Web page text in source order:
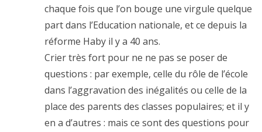
chaque fois que l’on bouge une virgule quelque
part dans l’Education nationale, et ce depuis la
réforme Haby il y a 40 ans.
Crier très fort pour ne ne pas se poser de
questions : par exemple, celle du rôle de l’école
dans l’aggravation des inégalités ou celle de la
place des parents des classes populaires; et il y
en a d’autres : mais ce sont des questions pour